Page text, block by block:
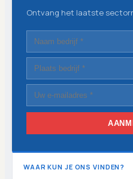
Ontvang het laatste
WAAR KUN JE ONS VINDEN?